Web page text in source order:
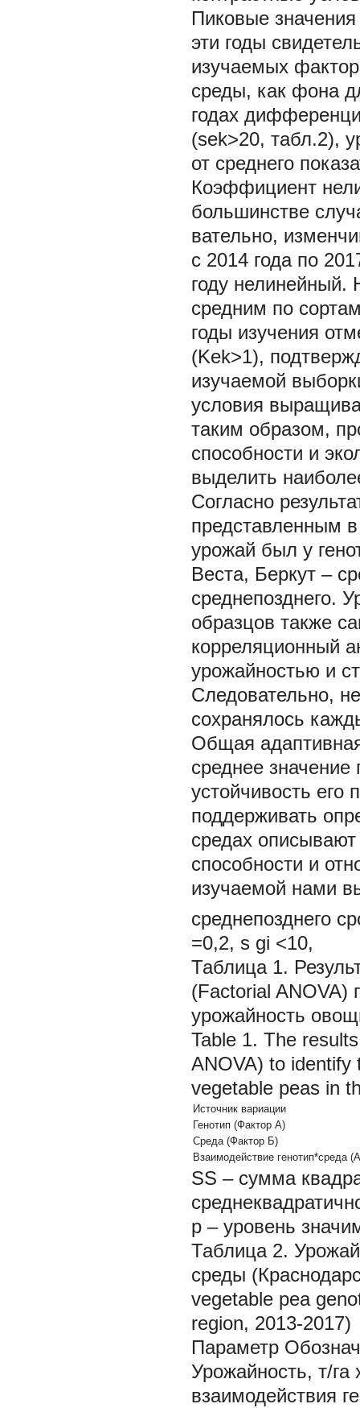
Пиковые
эти годы
изучаемых
среды, как фона
годах
(sek>20, табл.2),
от среднего
Коэффициент
большинстве
вательно,
с 2014 года по
году нелинейный.
средним по
годы изучения
(Kek>1),
изучаемой
условия
таким образом,
способности и
выделить
Согласно
представленным
урожай был у
Веста, Беркут –
среднепозднего.
образцов также
корреляционный
урожайностью и
Следовательно,
сохранялось
Общая
среднее значение
устойчивость его
поддерживать
средах
способности и
изучаемой нами
среднепозднего
=0,2, s gi <10,
Таблица 1.
(Factorial ANOVA)
урожайность
Table 1. The
ANOVA) to identify
vegetable peas in
Источник вариации
Генотип (Фактор А)
Среда (Фактор Б)
Взаимодействие генотип*среда
SS – сумма
p – уровень
Таблица 2.
среды
vegetable pea
region, 2013-2017)
Параметр
Урожайность, т/
взаимодействия